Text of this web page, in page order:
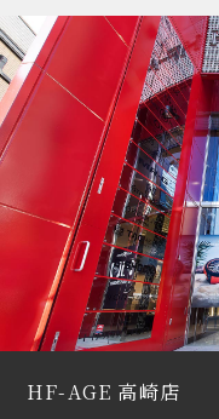
HF-AGE 高崎店